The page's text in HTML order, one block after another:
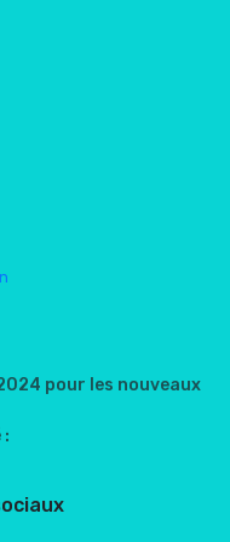
pour les nouveaux
: